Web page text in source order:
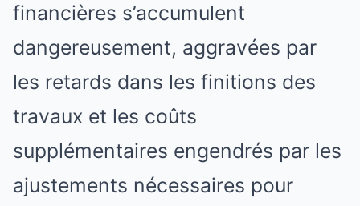
financières s’accumulent
dangereusement, aggravées par
les retards dans les finitions des
travaux et les coûts
supplémentaires engendrés par les
ajustements nécessaires pour